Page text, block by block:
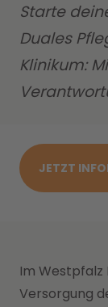
Starte
Duales
Klinikum:
JETZT
Im
Versorgung